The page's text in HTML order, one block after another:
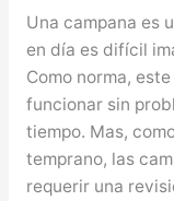
Una campana es
en día es difícil
Como norma,
funcionar sin
tiempo. Mas,
temprano, las
requerir una